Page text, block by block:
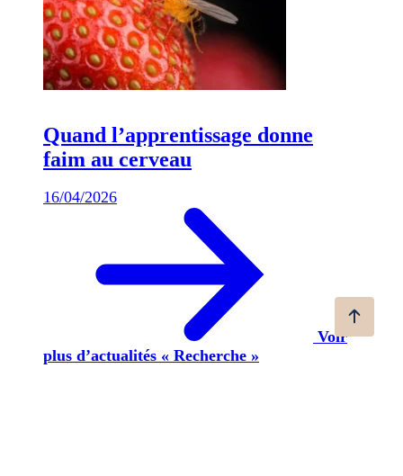
Quand l’apprentissage donne
faim au cerveau
16/04/2026
Voir
plus d’actualités « Recherche »